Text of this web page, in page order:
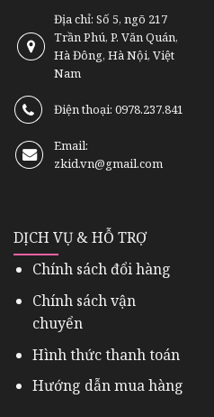
Địa chỉ: Số 5, ngõ 217
Trần Phú, P. Văn Quán,
Hà Đông, Hà Nội, Việt
Nam
Điện thoại: 0978.237.841
Email:
zkid.vn@gmail.com
DỊCH VỤ & HỖ TRỢ
Chính sách đổi hàng
Chính sách vận
chuyển
Hình thức thanh toán
Hướng dẫn mua hàng